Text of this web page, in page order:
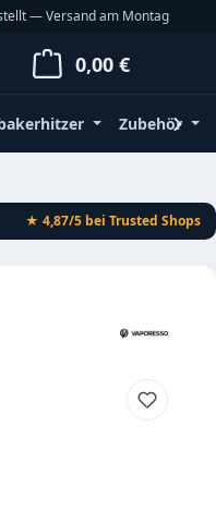
— Versand am Montag
auf dem
0,00 €
Zubehör
★ 4,87/5 bei Trusted Shops